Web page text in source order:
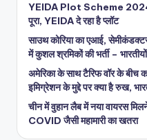
YEIDA Plot Scheme 2024:
पूरा, YEIDA दे रहा है प्लॉट
साउथ कोरिया का एआई,
में कुशल श्रमिकों की भर्ती –
अमेरिका के साथ टैरिफ वॉर के बीच
इमिग्रेशन के मुद्दे पर क्या है रुख,
चीन में वुहान लैब में नया वायरस
COVID जैसी महामारी का खतरा